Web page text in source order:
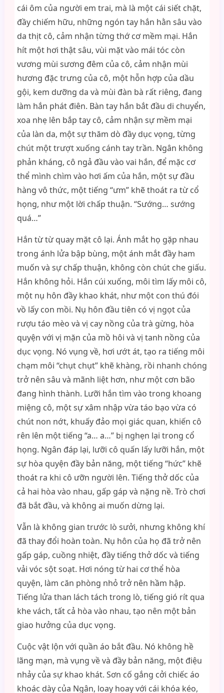
cái ôm của người em trai, mà là một cái siết chặt,
đầy chiếm hữu, những ngón tay hắn hằn sâu vào
da thịt cô, cảm nhận từng thớ cơ mềm mại. Hắn
hít một hơi thật sâu, vùi mặt vào mái tóc còn
vương mùi sương đêm của cô, cảm nhận mùi
hương đặc trưng của cô, một hỗn hợp của dầu
gội, kem dưỡng da và mùi đàn bà rất riêng, đang
làm hắn phát điên. Bàn tay hắn bắt đầu di chuyển,
xoa nhẹ lên bắp tay cô, cảm nhận sự mềm mại
của làn da, một sự thăm dò đầy dục vọng, từng
chút một trượt xuống cánh tay trần. Ngân không
phản kháng, cô ngả đầu vào vai hắn, để mặc cơ
thể mình chìm vào hơi ấm của hắn, một sự đầu
hàng vô thức, một tiếng “ưm” khẽ thoát ra từ cổ
họng, như một lời chấp thuận. “Sướng… sướng
quá…”
Hắn từ từ quay mặt cô lại. Ánh mắt họ gặp nhau
trong ánh lửa bập bùng, một ánh mắt đầy ham
muốn và sự chấp thuận, không còn chút che giấu.
Hắn không hỏi. Hắn cúi xuống, môi tìm lấy môi cô,
một nụ hôn đầy khao khát, như một con thú đói
vồ lấy con mồi. Nụ hôn đầu tiên có vị ngọt của
rượu táo mèo và vị cay nồng của trà gừng, hòa
quyện với vị mặn của mồ hôi và vị tanh nồng của
dục vọng. Nó vụng về, hơi ướt át, tạo ra tiếng môi
chạm môi “chụt chụt” khẽ khàng, rồi nhanh chóng
trở nên sâu và mãnh liệt hơn, như một cơn bão
đang hình thành. Lưỡi hắn tìm vào trong khoang
miệng cô, một sự xâm nhập vừa táo bạo vừa có
chút non nớt, khuấy đảo mọi giác quan, khiến cô
rên lên một tiếng “a… a…” bị nghẹn lại trong cổ
họng. Ngân đáp lại, lưỡi cô quấn lấy lưỡi hắn, một
sự hòa quyện đầy bản năng, một tiếng “hức” khẽ
thoát ra khi cô ưỡn người lên. Tiếng thở dốc của
cả hai hòa vào nhau, gấp gáp và nặng nề. Trò chơi
đã bắt đầu, và không ai muốn dừng lại.
Vẫn là không gian trước lò sưởi, nhưng không khí
đã thay đổi hoàn toàn. Nụ hôn của họ đã trở nên
gấp gáp, cuồng nhiệt, đầy tiếng thở dốc và tiếng
vải vóc sột soạt. Hơi nóng từ hai cơ thể hòa
quyện, làm căn phòng nhỏ trở nên hầm hập.
Tiếng lửa than lách tách trong lò, tiếng gió rít qua
khe vách, tất cả hòa vào nhau, tạo nên một bản
giao hưởng của dục vọng.
Cuộc vật lộn với quần áo bắt đầu. Nó không hề
lãng mạn, mà vụng về và đầy bản năng, một điệu
nhảy của sự khao khát. Sơn cố gắng cởi chiếc áo
khoác dày của Ngân, loay hoay với cái khóa kéo,